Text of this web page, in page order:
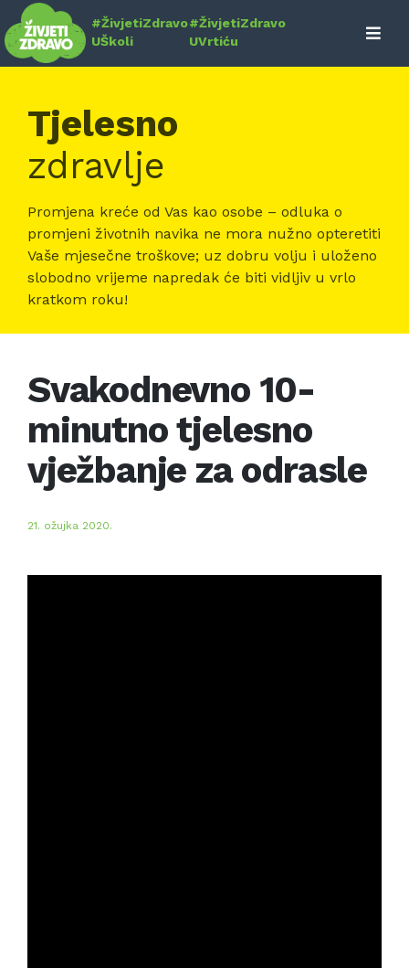
Skip
to
content
#ŽivjetiZdravo
UŠkoli
#ŽivjetiZdravo
UVrtiću
Tjelesno
zdravlje
Promjena kreće od Vas kao osobe – odluka o
promjeni životnih navika ne mora nužno opteretiti
Vaše mjesečne troškove; uz dobru volju i uloženo
slobodno vrijeme napredak će biti vidljiv u vrlo
kratkom roku!
Svakodnevno 10-
minutno tjelesno
vježbanje za odrasle
21. ožujka 2020.